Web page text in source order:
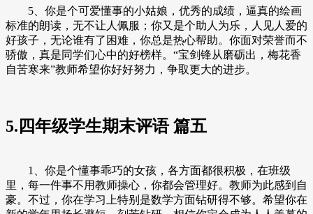
5、你是个可爱懂事的小姑娘，优秀的成绩，逼真的绘画
标准的朗读，无不让人佩服；你又是个助人为乐，人见人爱的
好孩子，无论谁有了困难，你总是热心帮助。你面对荣誉而不
骄傲，真是同学们心中的好榜样。“宝剑锋从磨砺出，梅花香
自苦寒来”教师希望你好好努力，争取更大的进步。
5.四年级学生期末评语 篇五
1、你是个懂事乖巧的女孩，各方面都很积极，在班级
里，每一件事不用教师操心，你都会管理好。教师为此感到自
豪。不过，你在学习上特别是数学方面钻研得不够。希望你在